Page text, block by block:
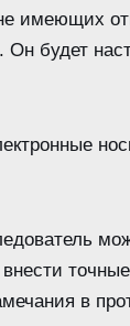
имеющих
будет
в